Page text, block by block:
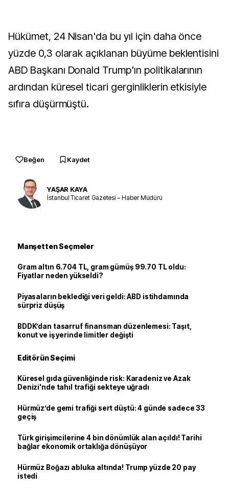
Hükümet, 24 Nisan'da bu yıl için daha önce
yüzde 0,3 olarak açıklanan büyüme beklentisini
ABD Başkanı Donald Trump'ın politikalarının
ardından küresel ticari gerginliklerin etkisiyle
sıfıra düşürmüştü.
Beğen Kaydet
YAŞAR KAYA
İstanbul Ticaret Gazetesi – Haber Müdürü
Manşetten Seçmeler
Gram altın 6.704 TL, gram gümüş 99.70 TL oldu:
Fiyatlar neden yükseldi?
Piyasaların beklediği veri geldi: ABD istihdamında
sürpriz düşüş
BDDK’dan tasarruf finansman düzenlemesi: Taşıt,
konut ve iş yerinde limitler değişti
Editörün Seçimi
Küresel gıda güvenliğinde risk: Karadeniz ve Azak
Denizi'nde tahıl trafiği sekteye uğradı
Hürmüz’de gemi trafiği sert düştü: 4 günde sadece 33
geçiş
Türk girişimcilerine 4 bin dönümlük alan açıldı! Tarihi
bağlar ekonomik ortaklığa dönüşüyor
Hürmüz Boğazı abluka altında! Trump yüzde 20 pay
istedi